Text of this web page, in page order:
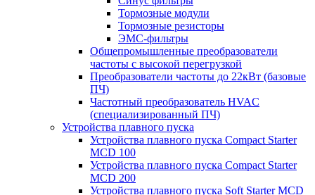
Тормозные модули
Тормозные резисторы
ЭМС-фильтры
Общепромышленные преобразователи
частоты с высокой перегрузкой
Преобразователи частоты до 22кВт (базовые
ПЧ)
Частотный преобразователь HVAC
(специализированный ПЧ)
Устройства плавного пуска
Устройства плавного пуска Compact Starter
MCD 100
Устройства плавного пуска Compact Starter
MCD 200
Устройства плавного пуска Soft Starter MCD